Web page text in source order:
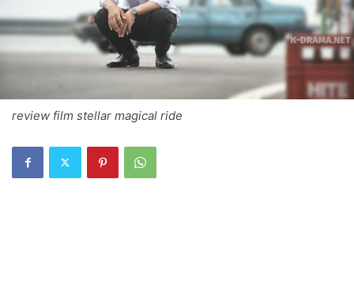
review film stellar magical ride